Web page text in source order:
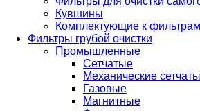
Кувшины
Комплектующие к фильтрам
Фильтры грубой очистки
Промышленные
Сетчатые
Механические
Газовые
Магнитные